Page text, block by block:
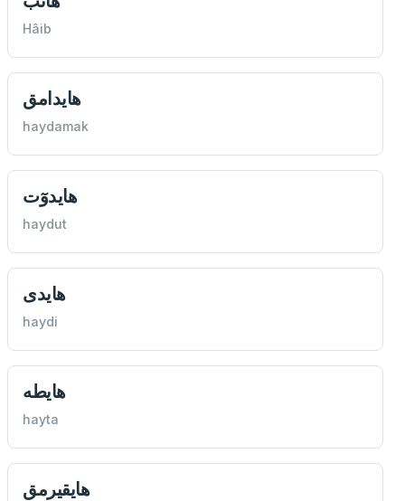
Hâib
هایدامق
haydamak
هایدوٓت
haydut
هایدی
haydi
هایطه
hayta
هایقیرمق